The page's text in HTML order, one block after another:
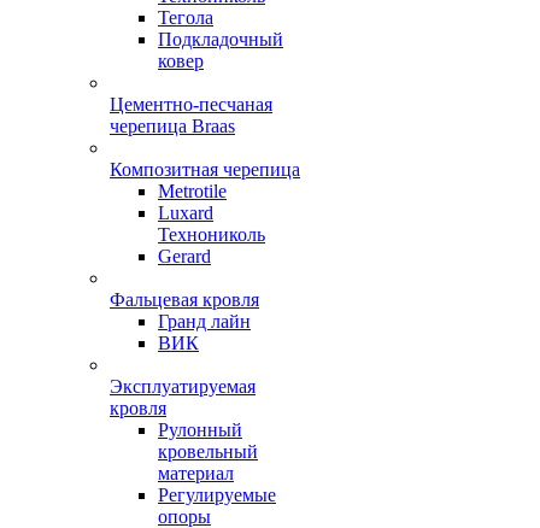
Тегола
Подкладочный
ковер
Цементно-песчаная
черепица Braas
Композитная черепица
Metrotile
Luxard
Технониколь
Gerard
Фальцевая кровля
Гранд лайн
ВИК
Эксплуатируемая
кровля
Рулонный
кровельный
материал
Регулируемые
опоры